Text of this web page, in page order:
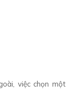
việc chọn một